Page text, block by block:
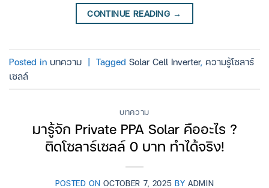
CONTINUE READING →
Posted in บทความ | Tagged Solar Cell Inverter, ความรู้โซลาร์
เซลล์
บทความ
มารู้จัก Private PPA Solar คืออะไร ?
ติดโซลาร์เซลล์ 0 บาท ทำได้จริง!
POSTED ONOCTOBER 7, 2025 BY ADMIN